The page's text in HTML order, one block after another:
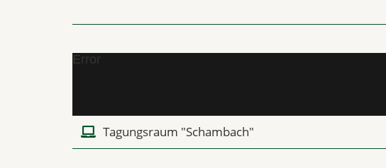
Error
Tagungsraum "Schambach"